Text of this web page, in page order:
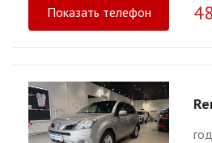
Показать телефон